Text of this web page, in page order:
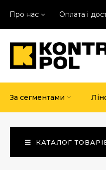
Про нас Оплата і
За сегментами
КАТАЛОГ